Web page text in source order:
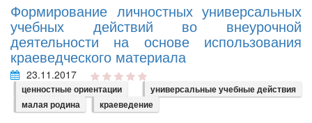
Формирование личностных универсальных
учебных действий во внеурочной
деятельности на основе использования
краеведческого материала
23.11.2017
ценностные ориентации
универсальные учебные действия
малая родина
краеведение